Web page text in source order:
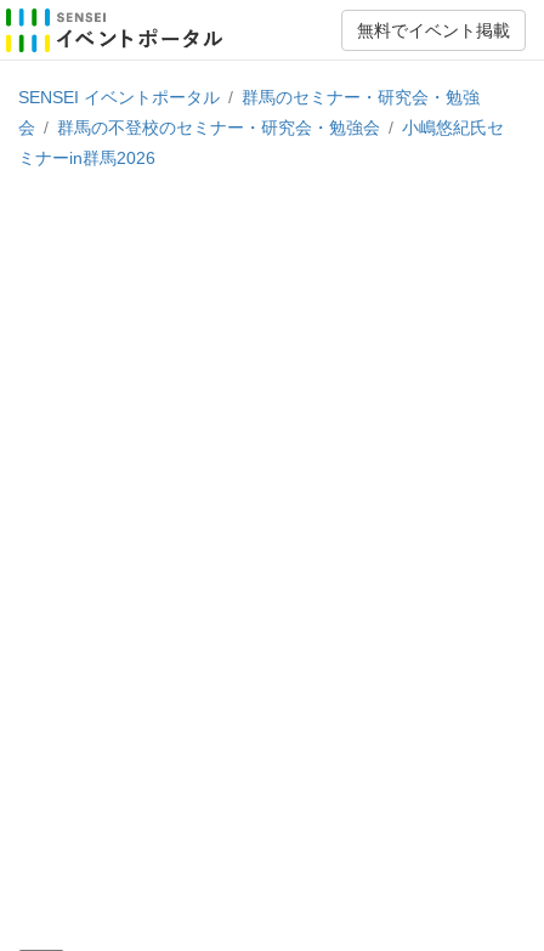
無料でイベント掲載
SENSEI イベントポータル / 群馬のセミナー・研究会・勉強
会 / 群馬の不登校のセミナー・研究会・勉強会 / 小嶋悠紀氏セ
ミナーin群馬2026